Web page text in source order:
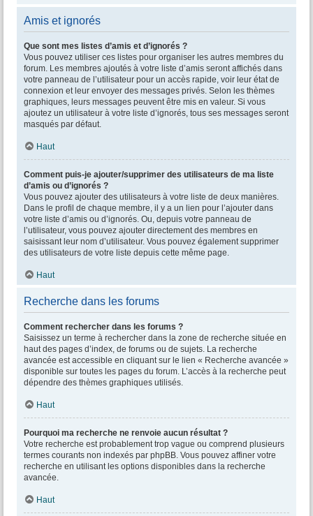
Amis et ignorés
Que sont mes listes d’amis et d’ignorés ?
Vous pouvez utiliser ces listes pour organiser les autres membres du
forum. Les membres ajoutés à votre liste d’amis seront affichés dans
votre panneau de l’utilisateur pour un accès rapide, voir leur état de
connexion et leur envoyer des messages privés. Selon les thèmes
graphiques, leurs messages peuvent être mis en valeur. Si vous
ajoutez un utilisateur à votre liste d’ignorés, tous ses messages seront
masqués par défaut.
Haut
Comment puis-je ajouter/supprimer des utilisateurs de ma liste
d’amis ou d’ignorés ?
Vous pouvez ajouter des utilisateurs à votre liste de deux manières.
Dans le profil de chaque membre, il y a un lien pour l’ajouter dans
votre liste d’amis ou d’ignorés. Ou, depuis votre panneau de
l’utilisateur, vous pouvez ajouter directement des membres en
saisissant leur nom d’utilisateur. Vous pouvez également supprimer
des utilisateurs de votre liste depuis cette même page.
Haut
Recherche dans les forums
Comment rechercher dans les forums ?
Saisissez un terme à rechercher dans la zone de recherche située en
haut des pages d’index, de forums ou de sujets. La recherche
avancée est accessible en cliquant sur le lien « Recherche avancée »
disponible sur toutes les pages du forum. L’accès à la recherche peut
dépendre des thèmes graphiques utilisés.
Haut
Pourquoi ma recherche ne renvoie aucun résultat ?
Votre recherche est probablement trop vague ou comprend plusieurs
termes courants non indexés par phpBB. Vous pouvez affiner votre
recherche en utilisant les options disponibles dans la recherche
avancée.
Haut